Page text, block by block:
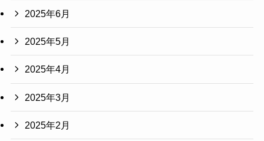
2025年6月
2025年5月
2025年4月
2025年3月
2025年2月